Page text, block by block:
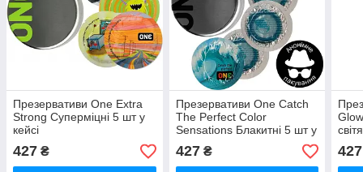
Презервативи One Extra
Strong Суперміцні 5 шт у
кейсі
427 ₴
Презервативи One Catch
The Perfect Color
Sensations Блакитні 5 шт у
427₴ 427